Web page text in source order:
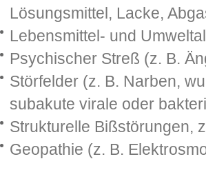
Lösungsmittel, Lacke,
Lebensmittel- und
Psychischer Streß (z. B.
Störfelder (z. B. Narben,
subakute virale oder
Strukturelle Bißstörungen,
Geopathie (z. B.